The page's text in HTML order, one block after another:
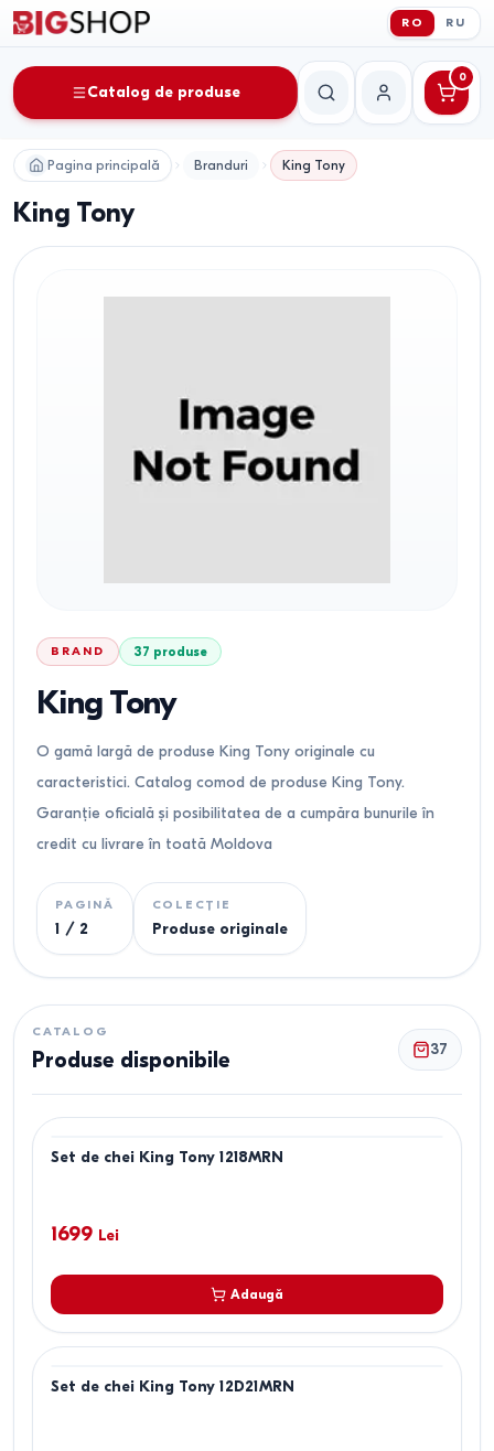
RO RU
Catalog de produse
CăutareContul meu
0
Pagina principală Branduri King Tony
King Tony
BRAND 37 produse
King Tony
O gamă largă de produse King Tony originale cu
caracteristici. Catalog comod de produse King Tony.
Garanție oficială și posibilitatea de a cumpăra bunurile în
credit cu livrare în toată Moldova
PAGINĂ
1 / 2
COLECȚIE
Produse originale
CATALOG
Produse disponibile 37
Set de chei King Tony 1218MRN
1699 Lei
Adaugă
Set de chei King Tony 12D21MRN